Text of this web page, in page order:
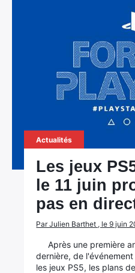
Actualités
Les jeux
le 11 juin
pas en
Par Julien Barthet , le 9 juin
Après une première
dernière, de
les jeux PS5, les plans